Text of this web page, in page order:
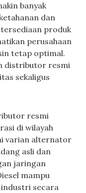
banyak
dan
produk
perusahaan
tetap optimal.
distributor resmi
sekaligus
resmi
di wilayah
varian alternator
asli dan
jaringan
mampu
secara